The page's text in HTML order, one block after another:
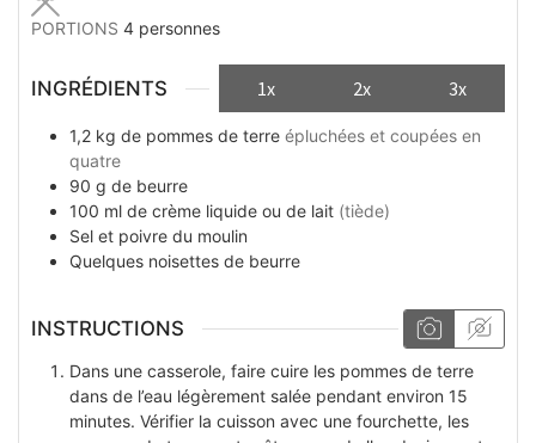
PORTIONS 4 personnes
INGRÉDIENTS 1x 2x 3x
1,2 kg de pommes de terre épluchées et coupées en
quatre
90 g de beurre
100 ml de crème liquide ou de lait (tiède)
Sel et poivre du moulin
Quelques noisettes de beurre
INSTRUCTIONS
Dans une casserole, faire cuire les pommes de terre
dans de l’eau légèrement salée pendant environ 15
minutes. Vérifier la cuisson avec une fourchette, les